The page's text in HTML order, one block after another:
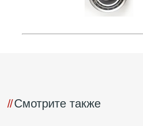
Смотрите также